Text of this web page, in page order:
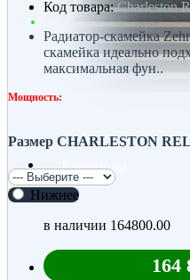
Код товара:Charleston
Радиатор-скамейка
скамейка идеально
максимальная фун..
Мощность:
Размер CHARLESTON
Нижнее
в наличии 164800.00
164